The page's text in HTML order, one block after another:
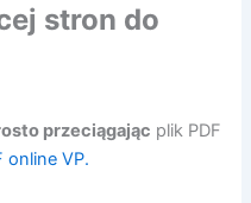
stron do
przeciągając plik PDF
online VP.